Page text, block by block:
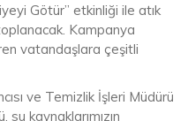
Götür” etkinliği ile atık
Kampanya
vatandaşlara çeşitli
ve Temizlik İşleri Müdürü
kaynaklarımızın